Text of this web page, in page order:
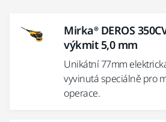
Mirka® DEROS
výkmit 5,0 mm
Unikátní 77mm
vyvinutá speciálně pro
operace.